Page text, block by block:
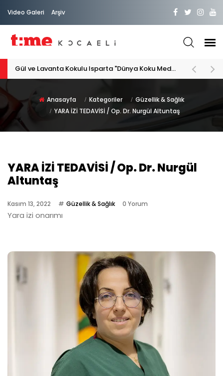
Video Galeri Arşiv
PATİLİ DOSTA HAYATIMIZA "HOŞ GELDİN" DİYORSAK
Anasayfa Kategoriler
Güzellik & Sağlık
YARA İZİ TEDAVİSİ / Op. Dr. Nurgül Altuntaş
YARA İZİ TEDAVİSİ / Op. Dr. Nurgül
Altuntaş
Kasım 13, 2022 Güzellik & Sağlık 0 Yorum
Yara izi onarımı